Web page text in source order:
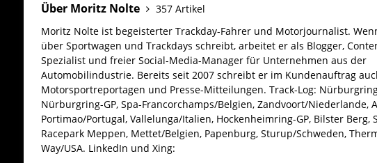
Über Moritz Nolte
357 Artikel
Moritz Nolte ist begeisterter Trackday-Fahrer und Motorjournalist.
über Sportwagen und Trackdays schreibt, arbeitet er als Blogger,
Spezialist und freier Social-Media-Manager für Unternehmen aus der
Automobilindustrie. Bereits seit 2007 schreibt er im Kundenauftrag
Motorsportreportagen und Presse-Mitteilungen. Track-Log:
Nürburgring-GP, Spa-Francorchamps/Belgien, Zandvoort/Niederlande,
Portimao/Portugal, Vallelunga/Italien, Hockenheimring-GP, Bilster Berg,
Racepark Meppen, Mettet/Belgien, Papenburg, Sturup/Schweden,
Way/USA. LinkedIn und Xing: